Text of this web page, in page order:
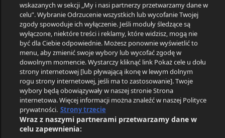
Europa
Conference
League
WTA
Wimbledon
WTA
Australian
Open
League
Copa
Libertadores
ODDSPORTAL
Regulamin
Polityka prywatności
PARTNERZY
SoccerVista
Betexplorer
wskazanych w sekcji „My i nasi partnerzy przetwarzamy dane w
celu”. Wybranie Odrzucenie wszystkich lub wycofanie Twojej
zgody spowoduje ich wyłączenie. Jeśli moduły śledzące są
wyłączone, niektóre treści i reklamy, które widzisz, mogą nie
być dla Ciebie odpowiednie. Możesz ponownie wyświetlić to
menu, aby zmienić swoje wybory lub wycofać zgodę w
dowolnym momencie. Wystarczy kliknąć link Pokaż cele u dołu
strony internetowej [lub pływającą ikonę w lewym dolnym
rogu strony internetowej, jeśli ma to zastosowanie]. Twoje
wybory będą obowiązywały w naszej stronie Strona
internetowa. Więcej informacji można znaleźć w naszej Polityce
prywatności. Strony trzecie
Wraz z naszymi partnerami przetwarzamy dane w
celu zapewnienia: